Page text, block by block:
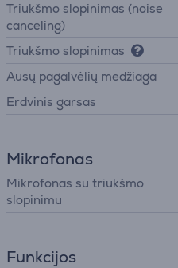
Triukšmo slopinimas (noise
canceling)
Triukšmo slopinimas
Ausų pagalvėlių medžiaga
Erdvinis garsas
Mikrofonas
Mikrofonas su triukšmo
slopinimu
Funkcijos